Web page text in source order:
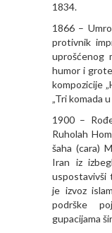
1834.
1866 –
protivnik
uprošćenog
humor i
kompozicije
„Tri komada
1900 –
Ruholah
šaha (cara)
Iran iz
uspostavivši
je izvoz
podrške
gupacijama